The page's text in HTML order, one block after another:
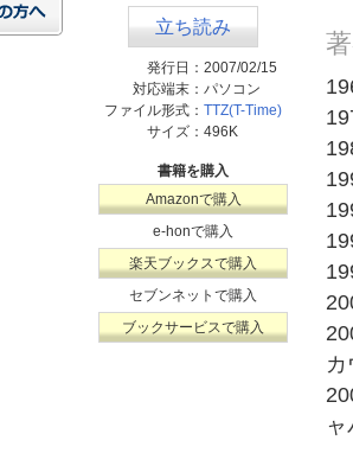
立ち読み
発行日： 2007/02/15
対応端末： パソコン
ファイル形式： TTZ(T-Time)
サイズ： 496K
書籍を購入
Amazonで購入
e-honで購入
楽天ブックスで購入
セブンネットで購入
ブックサービスで購入